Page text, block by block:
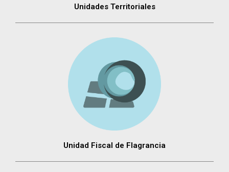
Unidades Territoriales
Unidad Fiscal de Flagrancia